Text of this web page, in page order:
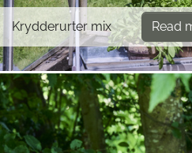
Krydderurter mix Read